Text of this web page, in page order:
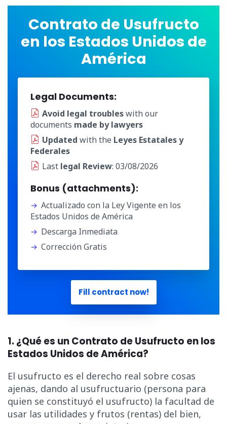
Contrato de Usufructo
en los Estados Unidos de
América
Legal Documents:
Avoid legal troubleswith our
documents made by lawyers
Updated with the Leyes Estatales y
Federales
Last legal Review: 03/08/2026
Bonus (attachments):
Actualizado con la Ley Vigente en los
Estados Unidos de América
Descarga Inmediata
Corrección Gratis
Fill contract now!
1. ¿Qué es un Contrato de Usufructo en los
Estados Unidos de América?
El usufructo es el derecho real sobre cosas
ajenas, dando al usufructuario (persona para
quien se constituyó el usufructo) la facultad de
usar las utilidades y frutos (rentas) del bien,